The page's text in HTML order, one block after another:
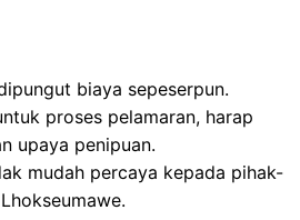
biaya sepeserpun.
proses pelamaran, harap
upaya penipuan.
mudah percaya kepada pihak-